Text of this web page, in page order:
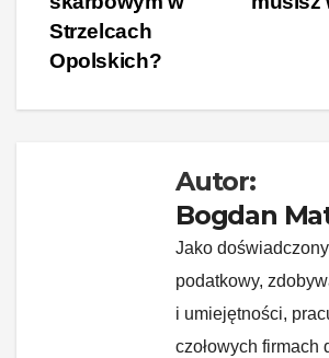
o
o
Strzelcach
Opolskich?
Autor:
Bogdan
Jako
podatkowy,
i umiejętności,
czołowych firmach